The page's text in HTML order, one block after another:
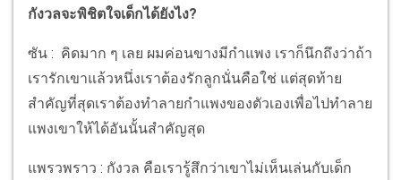
กังวลจะพิชิตใจเด็กได้ยังไง?
ซัน : คิดมาก ๆ เลย ผมค่อนขางมีกำแพง เราก็นึกถึงว่าถ้า
เรารักเขาแล้วหนึ่งเราต้องรักลูกนั่นคือใช่ แต่สุดท้าย
สำคัญที่สุดเราต้องทำลายกำแพงของตัวเองเพื่อไปทำลาย
แพงเขาให้ได้อันนั้นสำคัญสุด
แพรวพราว : กังวล คือเรารู้สึกว่าเขาไม่เห็นเล่นกับเด็ก